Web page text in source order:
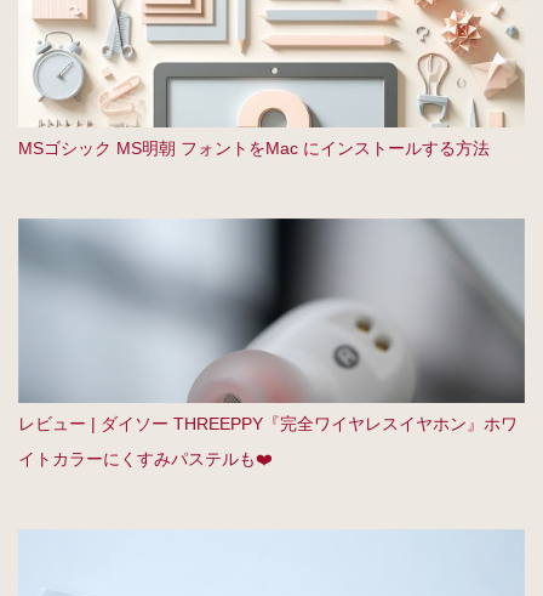
MSゴシック MS明朝 フォントをMac にインストールする方法
レビュー | ダイソー THREEPPY『完全ワイヤレスイヤホン』ホワ
イトカラーにくすみパステルも❤️